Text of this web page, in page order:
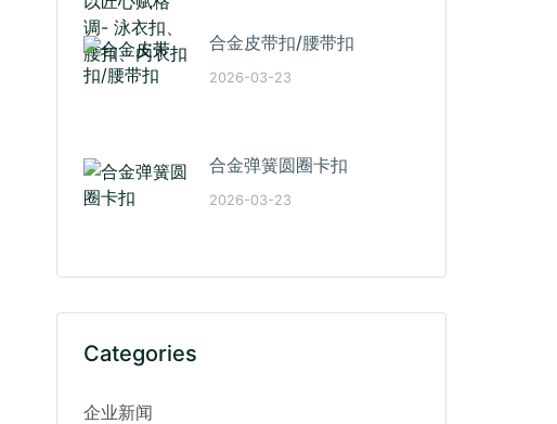
合金皮带扣/腰带扣
2026-03-23
合金弹簧圆圈卡扣
2026-03-23
Categories
企业新闻